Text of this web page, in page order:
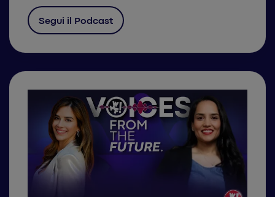
Segui il Podcast